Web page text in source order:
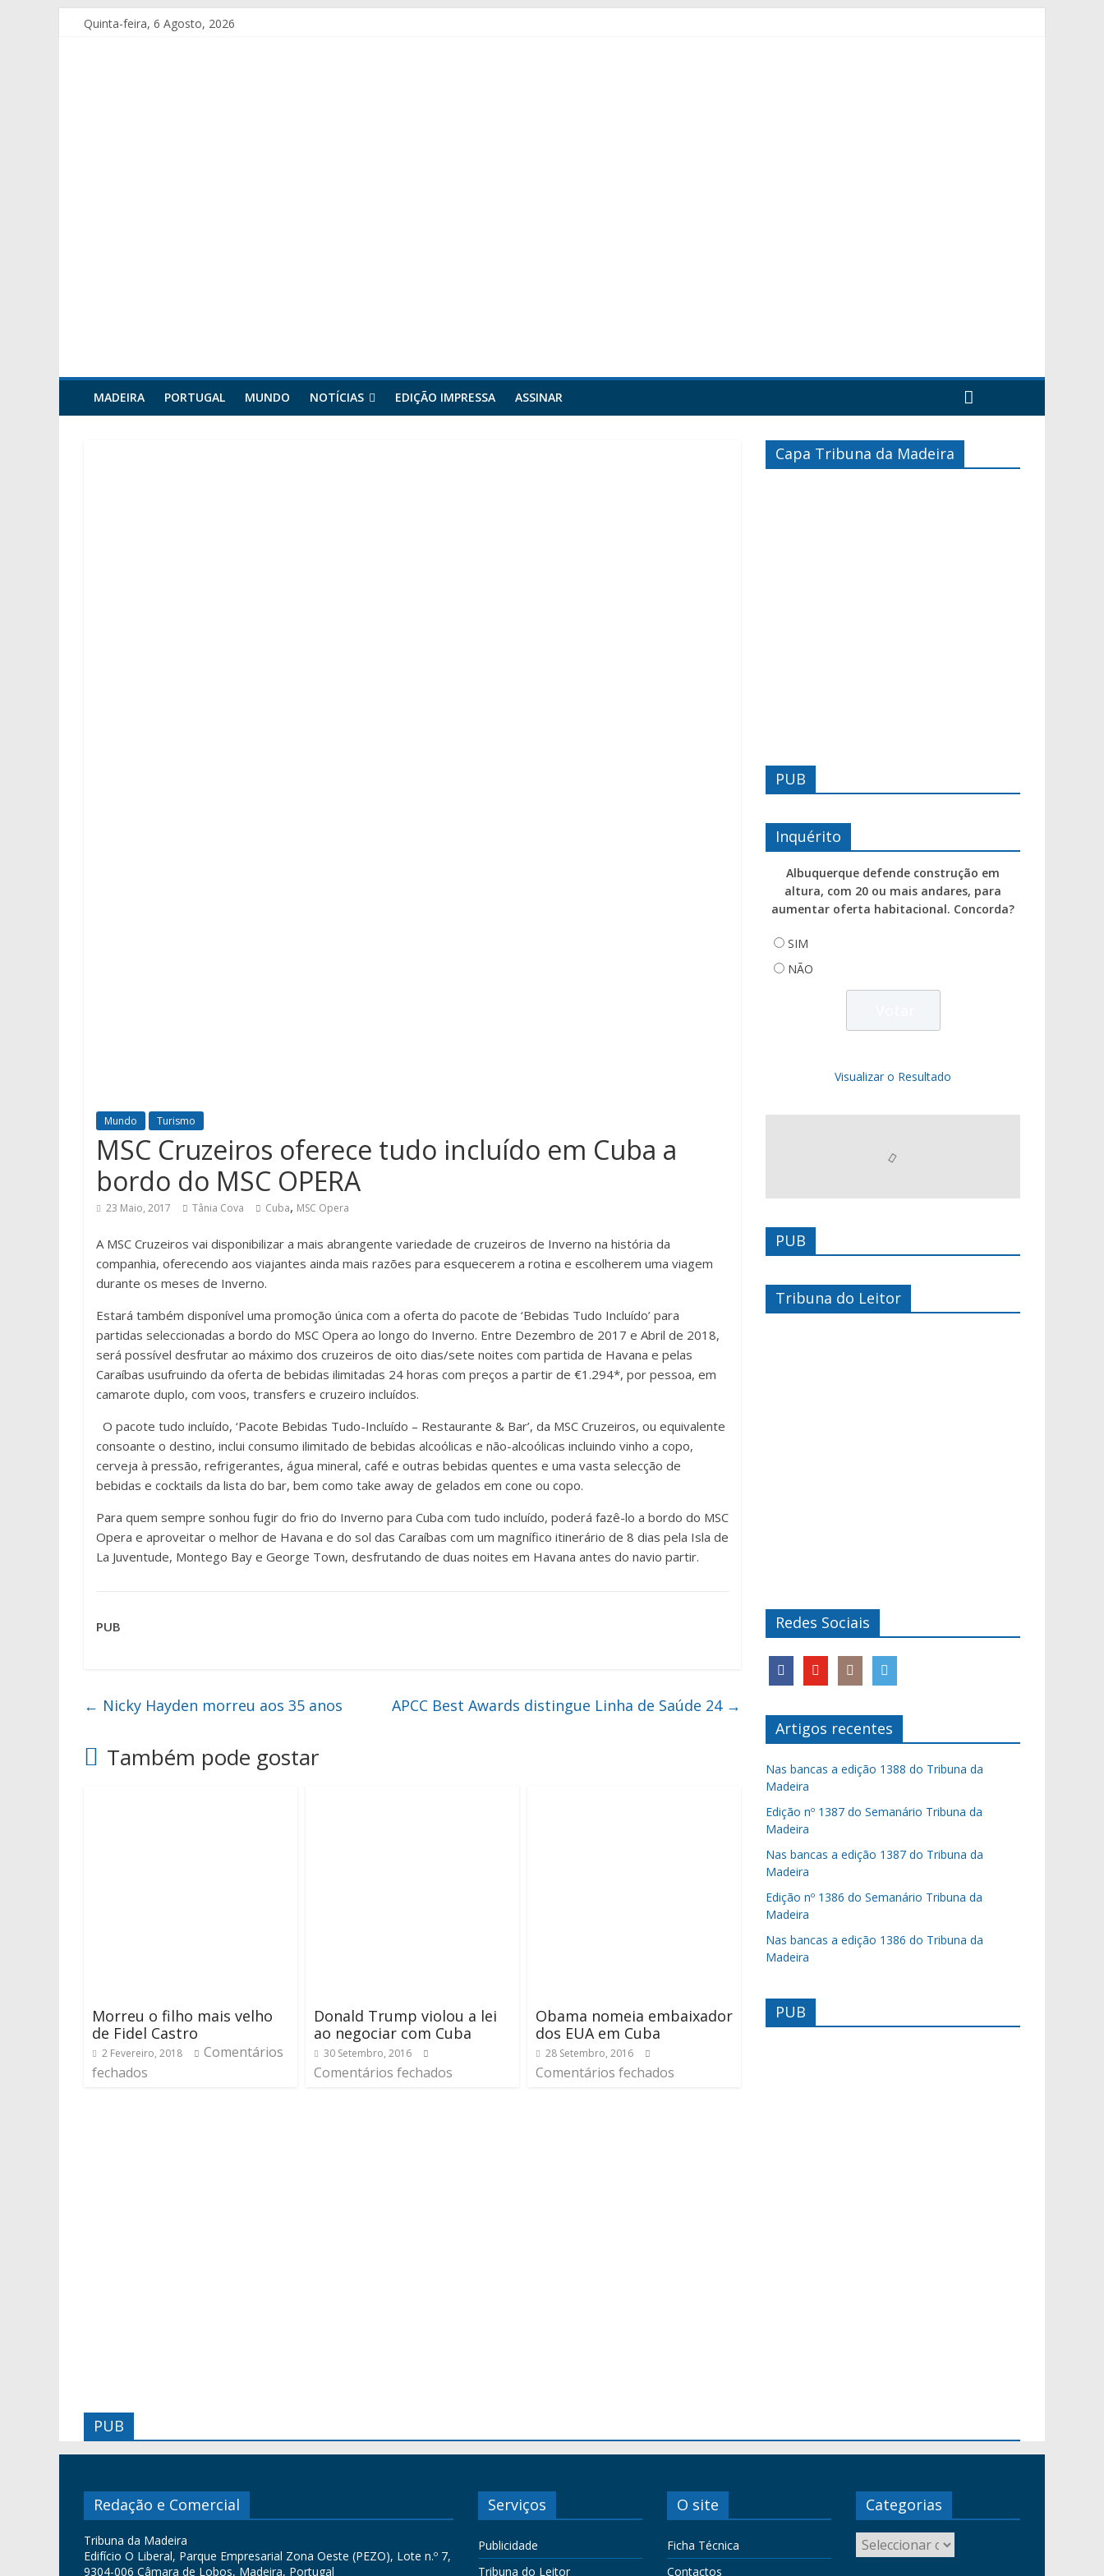
Quinta-feira, 6 Agosto, 2026
MADEIRA PORTUGAL MUNDO NOTÍCIAS EDIÇÃO IMPRESSA ASSINAR
Mundo Turismo
MSC Cruzeiros oferece tudo incluído em Cuba a
bordo do MSC OPERA
23 Maio, 2017 Tânia Cova Cuba, MSC Opera
A MSC Cruzeiros vai disponibilizar a mais abrangente variedade de cruzeiros de Inverno na história da
companhia, oferecendo aos viajantes ainda mais razões para esquecerem a rotina e escolherem uma viagem
durante os meses de Inverno.
Estará também disponível uma promoção única com a oferta do pacote de ‘Bebidas Tudo Incluído’ para
partidas seleccionadas a bordo do MSC Opera ao longo do Inverno. Entre Dezembro de 2017 e Abril de 2018,
será possível desfrutar ao máximo dos cruzeiros de oito dias/sete noites com partida de Havana e pelas
Caraíbas usufruindo da oferta de bebidas ilimitadas 24 horas com preços a partir de €1.294*, por pessoa, em
camarote duplo, com voos, transfers e cruzeiro incluídos.
O pacote tudo incluído, ‘Pacote Bebidas Tudo-Incluído – Restaurante & Bar’, da MSC Cruzeiros, ou equivalente
consoante o destino, inclui consumo ilimitado de bebidas alcoólicas e não-alcoólicas incluindo vinho a copo,
cerveja à pressão, refrigerantes, água mineral, café e outras bebidas quentes e uma vasta selecção de
bebidas e cocktails da lista do bar, bem como take away de gelados em cone ou copo.
Para quem sempre sonhou fugir do frio do Inverno para Cuba com tudo incluído, poderá fazê-lo a bordo do MSC
Opera e aproveitar o melhor de Havana e do sol das Caraíbas com um magnífico itinerário de 8 dias pela Isla de
La Juventude, Montego Bay e George Town, desfrutando de duas noites em Havana antes do navio partir.
PUB
← Nicky Hayden morreu aos 35 anos APCC Best Awards distingue Linha de Saúde 24 →
Também pode gostar
Morreu o filho mais velho
de Fidel Castro
2 Fevereiro, 2018
Comentários
fechados
Donald Trump violou a lei
ao negociar com Cuba
30 Setembro, 2016
Comentários fechados
Obama nomeia embaixador
dos EUA em Cuba
28 Setembro, 2016
Comentários fechados
Capa Tribuna da Madeira
PUB
Inquérito
Albuquerque defende construção em
altura, com 20 ou mais andares, para
aumentar oferta habitacional. Concorda?
SIM
NÃO
Visualizar o Resultado
PUB
Tribuna do Leitor
Redes Sociais
Artigos recentes
Nas bancas a edição 1388 do Tribuna da
Madeira
Edição nº 1387 do Semanário Tribuna da
Madeira
Nas bancas a edição 1387 do Tribuna da
Madeira
Edição nº 1386 do Semanário Tribuna da
Madeira
Nas bancas a edição 1386 do Tribuna da
Madeira
PUB
PUB
Redação e Comercial
Tribuna da Madeira
Edifício O Liberal, Parque Empresarial Zona Oeste (PEZO), Lote n.º 7,
9304-006 Câmara de Lobos, Madeira, Portugal
Serviços
Publicidade
Tribuna do Leitor
O site
Ficha Técnica
Contactos
Categorias